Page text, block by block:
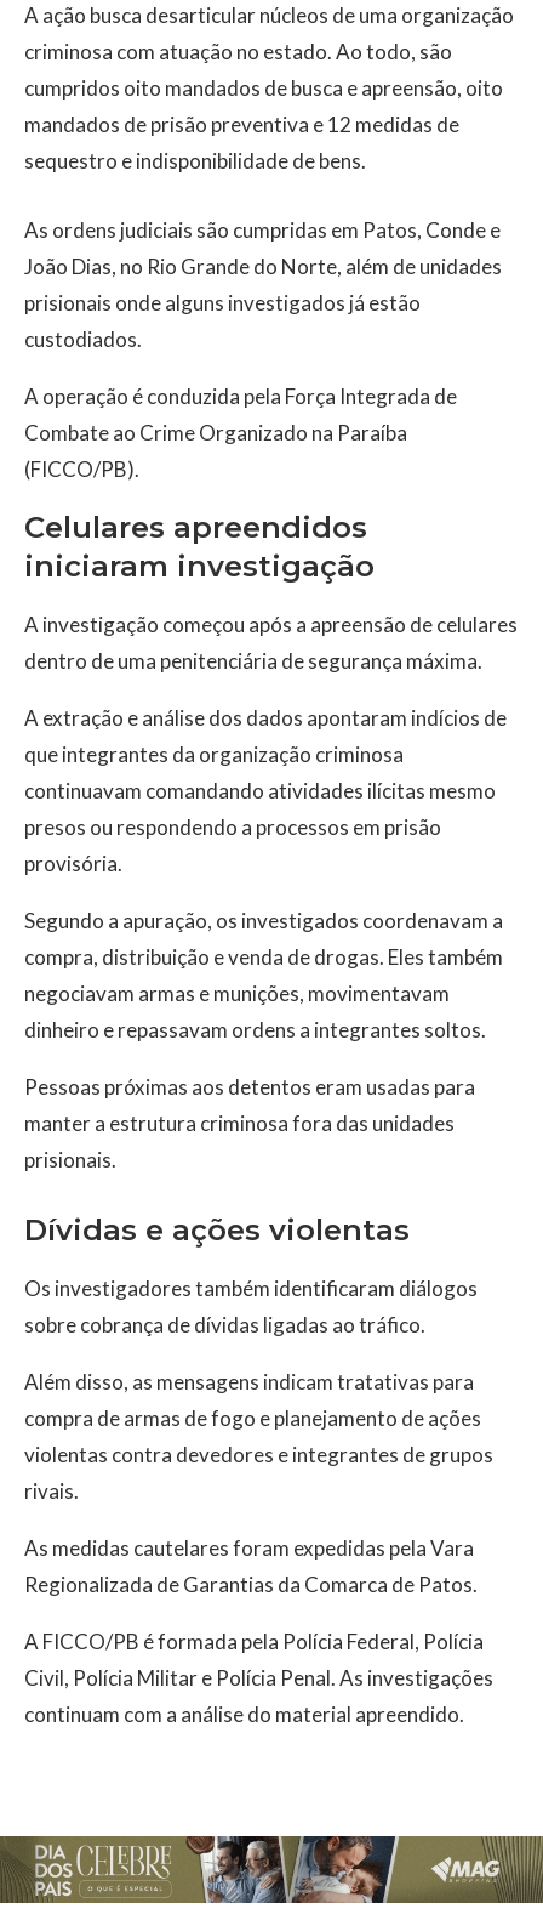
A ação busca desarticular núcleos de uma organização
criminosa com atuação no estado. Ao todo, são
cumpridos oito mandados de busca e apreensão, oito
mandados de prisão preventiva e 12 medidas de
sequestro e indisponibilidade de bens.
As ordens judiciais são cumpridas em Patos, Conde e
João Dias, no Rio Grande do Norte, além de unidades
prisionais onde alguns investigados já estão
custodiados.
A operação é conduzida pela Força Integrada de
Combate ao Crime Organizado na Paraíba
(FICCO/PB).
Celulares apreendidos
iniciaram investigação
A investigação começou após a apreensão de celulares
dentro de uma penitenciária de segurança máxima.
A extração e análise dos dados apontaram indícios de
que integrantes da organização criminosa
continuavam comandando atividades ilícitas mesmo
presos ou respondendo a processos em prisão
provisória.
Segundo a apuração, os investigados coordenavam a
compra, distribuição e venda de drogas. Eles também
negociavam armas e munições, movimentavam
dinheiro e repassavam ordens a integrantes soltos.
Pessoas próximas aos detentos eram usadas para
manter a estrutura criminosa fora das unidades
prisionais.
Dívidas e ações violentas
Os investigadores também identificaram diálogos
sobre cobrança de dívidas ligadas ao tráfico.
Além disso, as mensagens indicam tratativas para
compra de armas de fogo e planejamento de ações
violentas contra devedores e integrantes de grupos
rivais.
As medidas cautelares foram expedidas pela Vara
Regionalizada de Garantias da Comarca de Patos.
A FICCO/PB é formada pela Polícia Federal, Polícia
Civil, Polícia Militar e Polícia Penal. As investigações
continuam com a análise do material apreendido.